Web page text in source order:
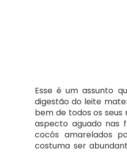
Esse é um assunto
digestão do leite
bem de todos os
aspecto aguado nas
cocôs amarelados
costuma ser